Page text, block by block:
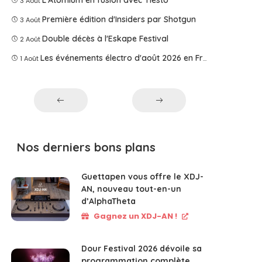
3 Août Première édition d'Insiders par Shotgun
2 Août Double décès à l'Eskape Festival
1 Août Les événements électro d'août 2026 en France
Nos derniers bons plans
Guettapen vous offre le XDJ-
AN, nouveau tout-en-un
d’AlphaTheta
Gagnez un XDJ-AN !
Dour Festival 2026 dévoile sa